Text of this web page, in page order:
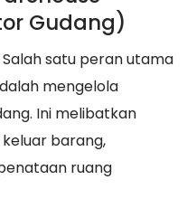
Gudang)
Salah satu peran utama
mengelola
Ini melibatkan
barang,
ruang